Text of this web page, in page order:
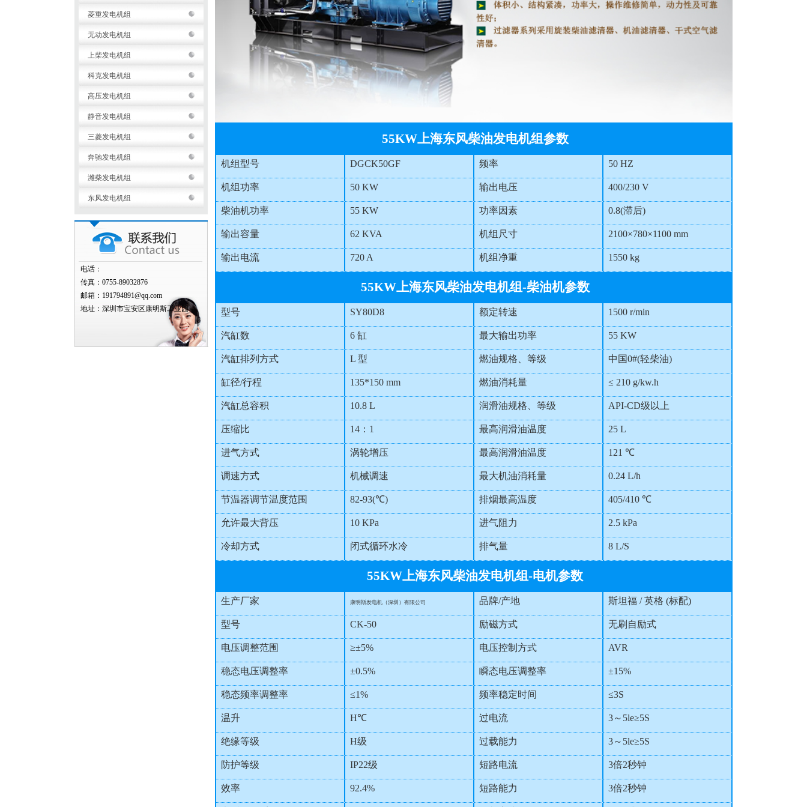
菱重发电机组
无动发电机组
上柴发电机组
科克发电机组
高压发电机组
静音发电机组
三菱发电机组
奔驰发电机组
潍柴发电机组
东风发电机组
电话：
传真：0755-89032876
邮箱：191794891@qq.com
地址：深圳市宝安区康明斯工业园
55KW上海东风柴油发电机组参数
机组型号 DGCK50GF 频率 50 HZ
机组功率 50 KW 输出电压 400/230 V
柴油机功率 55 KW 功率因素 0.8(滞后)
输出容量 62 KVA 机组尺寸 2100×780×1100 mm
输出电流 720 A 机组净重 1550 kg
55KW上海东风柴油发电机组-柴油机参数
型号 SY80D8 额定转速 1500 r/min
汽缸数 6 缸 最大输出功率 55 KW
汽缸排列方式 L 型 燃油规格、等级 中国0#(轻柴油)
缸径/行程 135*150 mm 燃油消耗量 ≤ 210 g/kw.h
汽缸总容积 10.8 L 润滑油规格、等级 API-CD级以上
压缩比 14：1 最高润滑油温度 25 L
进气方式 涡轮增压 最高润滑油温度 121 ℃
调速方式 机械调速 最大机油消耗量 0.24 L/h
节温器调节温度范围 82-93(℃) 排烟最高温度 405/410 ℃
允许最大背压 10 KPa 进气阻力 2.5 kPa
冷却方式 闭式循环水冷 排气量 8 L/S
55KW上海东风柴油发电机组-电机参数
生产厂家 康明斯发电机（深圳）有限公司 品牌/产地 斯坦福 / 英格 (标配)
型号 CK-50 励磁方式 无刷自励式
电压调整范围 ≥±5% 电压控制方式 AVR
稳态电压调整率 ±0.5% 瞬态电压调整率 ±15%
稳态频率调整率 ≤1% 频率稳定时间 ≤3S
温升 H℃ 过电流 3～5le≥5S
绝缘等级 H级 过载能力 3～5le≥5S
防护等级 IP22级 短路电流 3倍2秒钟
效率 92.4% 短路能力 3倍2秒钟